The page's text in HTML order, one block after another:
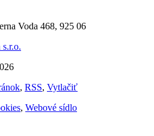
Voda 468, 925 06
, RSS, Vytlačiť
, Webové sídlo